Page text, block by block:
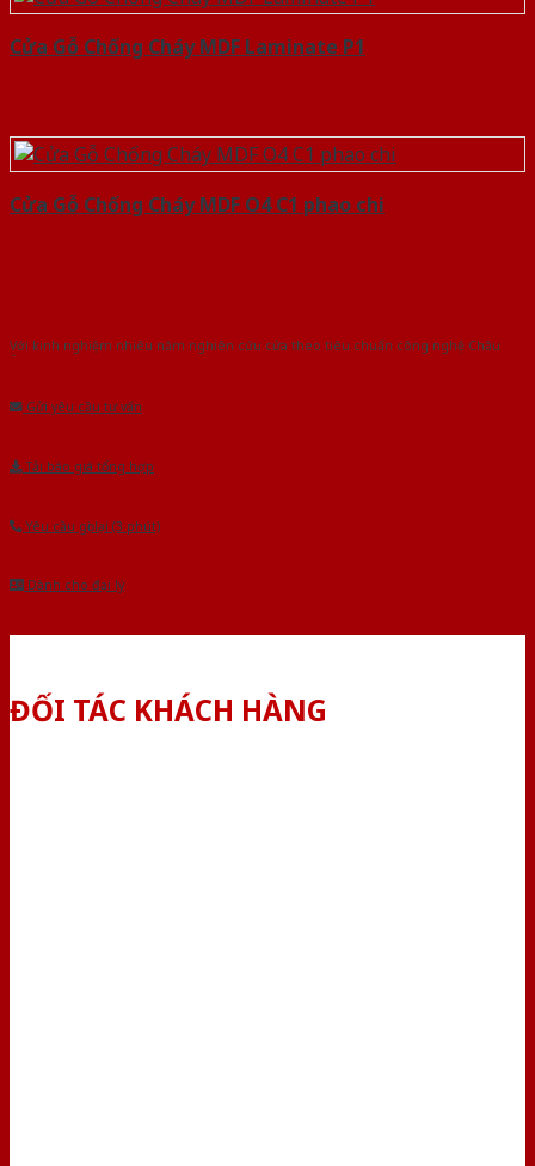
Cửa Gỗ Chống Cháy MDF Laminate P1
Cửa Gỗ Chống Cháy MDF O4 C1 phao chi
Với kinh nghiệm nhiêu năm nghiên cứu cửa theo tiêu chuẩn công nghệ Châu
Gửi yêu cầu tư vấn
Tải báo giá tổng hợp
Yêu cầu gọi lại (3 phút)
Dành cho đại lý
ĐỐI TÁC KHÁCH HÀNG